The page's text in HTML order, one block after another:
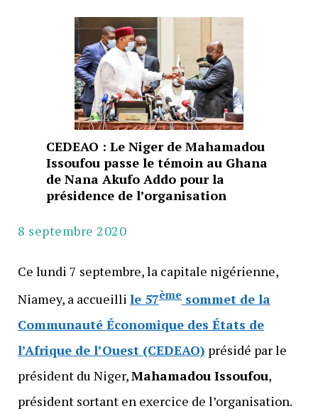
CEDEAO : Le Niger de Mahamadou
Issoufou passe le témoin au Ghana
de Nana Akufo Addo pour la
présidence de l’organisation
8 septembre 2020
Ce lundi 7 septembre, la capitale nigérienne,
Niamey, a accueilli le 57èmesommet de la
Communauté Économique des États de
l’Afrique de l’Ouest (CEDEAO) présidé par le
président du Niger,Mahamadou Issoufou,
président sortant en exercice de l’organisation.